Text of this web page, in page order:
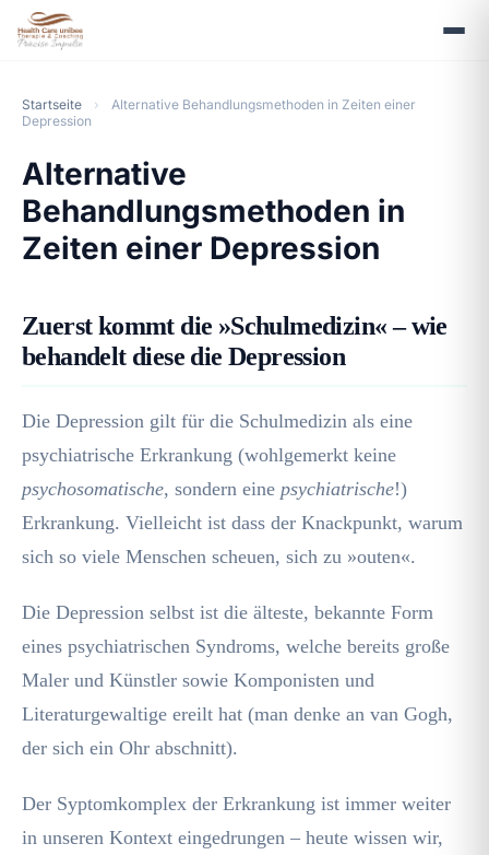
Startseite ›
Alternative Behandlungsmethoden in Zeiten einer
Depression
Alternative
Behandlungsmethoden in
Zeiten einer Depression
Zuerst kommt die »Schulmedizin« – wie
behandelt diese die Depression
Die Depression gilt für die Schulmedizin als eine
psychiatrische Erkrankung (wohlgemerkt keine
psychosomatische, sondern eine psychiatrische!)
Erkrankung. Vielleicht ist dass der Knackpunkt, warum
sich so viele Menschen scheuen, sich zu »outen«.
Die Depression selbst ist die älteste, bekannte Form
eines psychiatrischen Syndroms, welche bereits große
Maler und Künstler sowie Komponisten und
Literaturgewaltige ereilt hat (man denke an van Gogh,
der sich ein Ohr abschnitt).
Der Syptomkomplex der Erkrankung ist immer weiter
in unseren Kontext eingedrungen – heute wissen wir,